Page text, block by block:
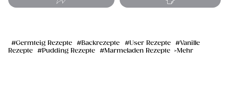
Germteig Rezepte Backrezepte User Rezepte
Vanille
Rezepte
Pudding Rezepte Marmeladen Rezepte Mehr